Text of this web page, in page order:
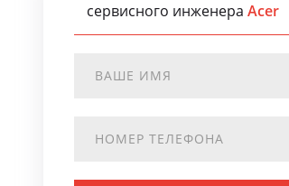
сервисного инженера Acer